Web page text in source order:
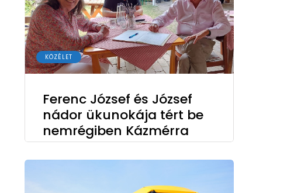
KÖZÉLET
Ferenc József és József
nádor ükunokája tért be
nemrégiben Kázmérra